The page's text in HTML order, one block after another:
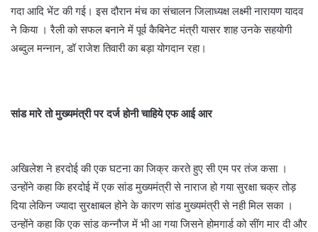
गदा आदि भेंट की गई। इस दौरान मंच का संचालन जिलाध्यक्ष लक्ष्मी नारायण यादव
ने किया । रैली को सफल बनाने में पूर्व कैबिनेट मंत्री यासर शाह उनके सहयोगी
अब्दुल मन्नान, डॉ राजेश तिवारी का बड़ा योगदान रहा।
सांड मारे तो मुख्यमंत्री पर दर्ज होनी चाहिये एफ आई आर
अखिलेश ने हरदोई की एक घटना का जिक्र करते हुए सी एम पर तंज कसा ।
उन्होंने कहा कि हरदोई में एक सांड मुख्यमंत्री से नाराज हो गया सुरक्षा चक्र तोड़
दिया लेकिन ज्यादा सुरक्षाबल होने के कारण सांड मुख्यमंत्री से नही मिल सका ।
उन्होंने कहा कि एक सांड कन्नौज में भी आ गया जिसने होमगार्ड को सींग मार दी और